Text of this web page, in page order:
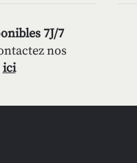
7J/7
nos
ici